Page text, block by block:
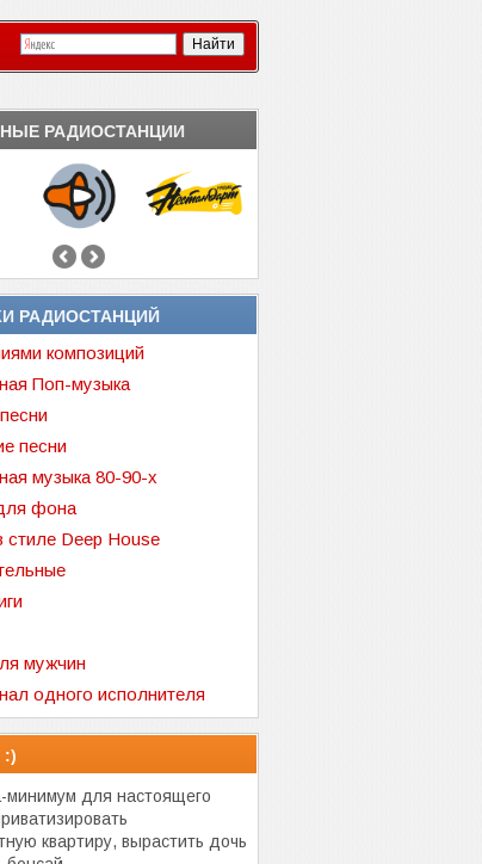
РАДИОСТАНЦИИ
РАДИОСТАНЦИЙ
композиций
Поп-музыка
песни
музыка 80-90-х
фона
стиле Deep House
мужчин
одного исполнителя
:)
минимум для настоящего
квартиру, вырастить дочь